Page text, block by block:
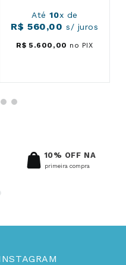
Até10x de
R$ 560,00 s/ juros
R$ 5 .600 , 00 no PIX
10% OFF NA
primeira compra